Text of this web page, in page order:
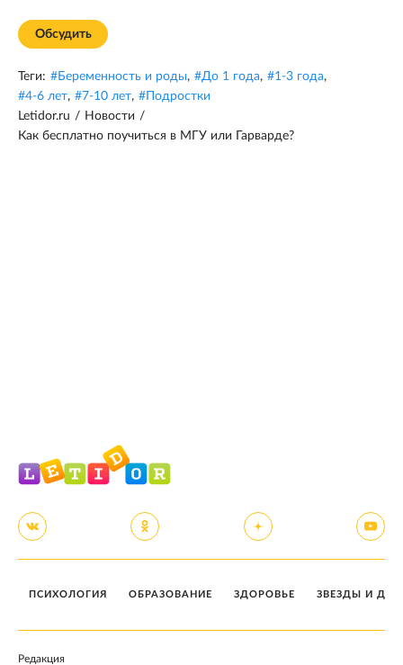
Обсудить
Теги: #Беременность и роды, #До 1 года, #1-3 года,
#4-6 лет, #7-10 лет, # Подростки
Letidor.ru / Новости /
Как бесплатно поучиться в МГУ или Гарварде?
ПСИХОЛОГИЯ ОБРАЗОВАНИЕ ЗДОРОВЬЕ ЗВЕЗДЫ И
Редакция